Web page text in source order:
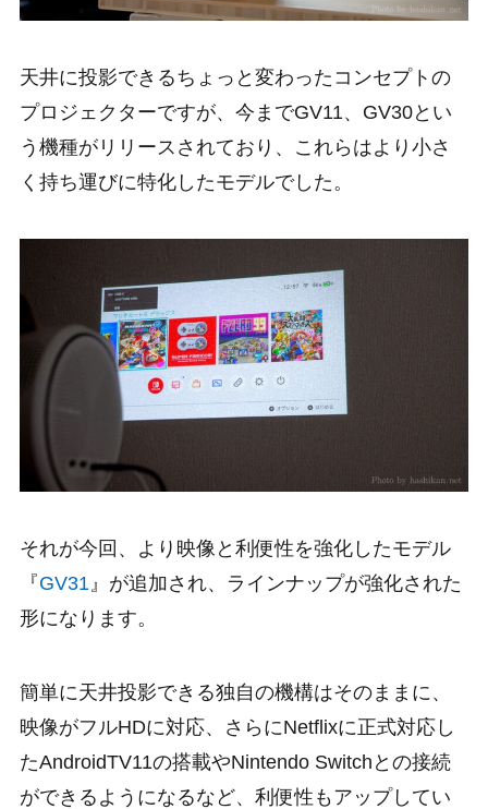
天井に投影できるちょっと変わったコンセプトの
プロジェクターですが、今までGV11、GV30とい
う機種がリリースされており、これらはより小さ
く持ち運びに特化したモデルでした。
それが今回、より映像と利便性を強化したモデル
『GV31 』が追加され、ラインナップが強化された
形になります。
簡単に天井投影できる独自の機構はそのままに、
映像がフルHDに対応、さらにNetflixに正式対応し
たAndroidTV11の搭載やNintendo Switchとの接続
ができるようになるなど、利便性もアップしてい